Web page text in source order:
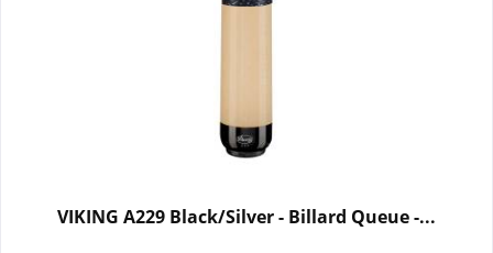
VIKING A229 Black/Silver - Billard Queue -...